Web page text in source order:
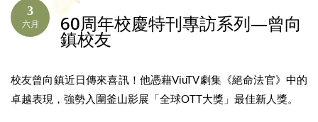
3
六月 60周年校慶特刊專訪系列—曾向
鎮校友
校友曾向鎮近日傳來喜訊！他憑藉ViuTV劇集《絕命法官》中的
卓越表現，強勢入圍釜山影展「全球OTT大獎」最佳新人獎。